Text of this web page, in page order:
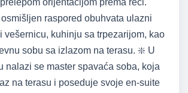
orijentacijom prema reci.
raspored obuhvata ulazni
vešernicu, kuhinju sa trpezarijom, kao
sobu sa izlazom na terasu. ❇️ U
nalazi se master spavaća soba, koja
na terasu i poseduje svoje en-suite